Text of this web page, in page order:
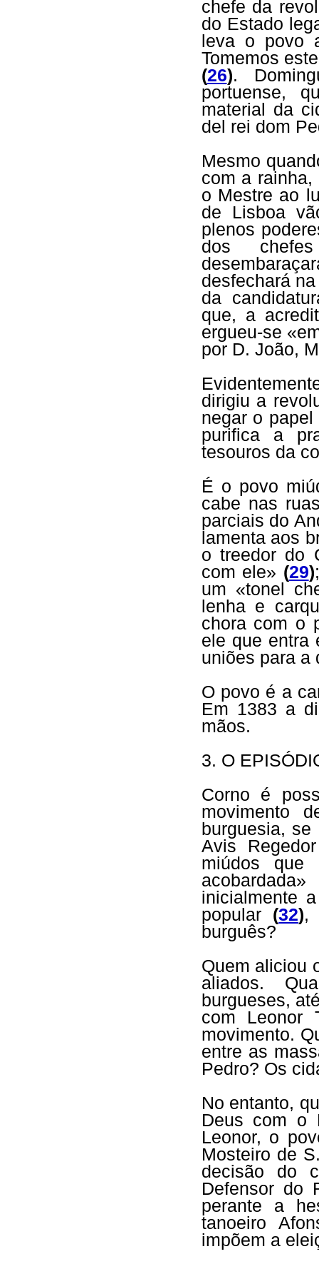
chefe da
do Estado
leva o povo
Tomemos
(26).
portuense,
material da
del rei dom
Mesmo
com a
o Mestre ao
de Lisboa
plenos
dos
desfechará
da
que, a
ergueu-se
por D. João,
dirigiu a
negar o
purifica a
tesouros da
É o povo
cabe nas
parciais do
lamenta aos
o treedor do
com ele» (29)
um «tonel
lenha e
chora com o
ele que entra
uniões para a
O povo é a
Em 1383 a
mãos.
3. O
Corno é
movimento
burguesia,
Avis
miúdos que
acobardada»
inicialmente
popular (32),
burguês?
Quem aliciou
aliados.
burgueses,
com Leonor
movimento.
entre as
Pedro? Os
No entanto,
Deus com o
Leonor, o
Mosteiro de
decisão do
Defensor do
perante a
tanoeiro
impõem a